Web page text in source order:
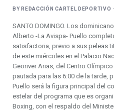
BY REDACCIÓN CARTEL DEPORTIVO
SANTO DOMINGO. Los
Alberto -La Avispa- Puello
satisfactoria, previo a sus peleas
de este miércoles en el Palacio
Georiver Arias, del Centro
pautada para las 6:00 de la tarde,
Puello será la figura principal del
estelar del programa que es
Boxing, con el respaldo del